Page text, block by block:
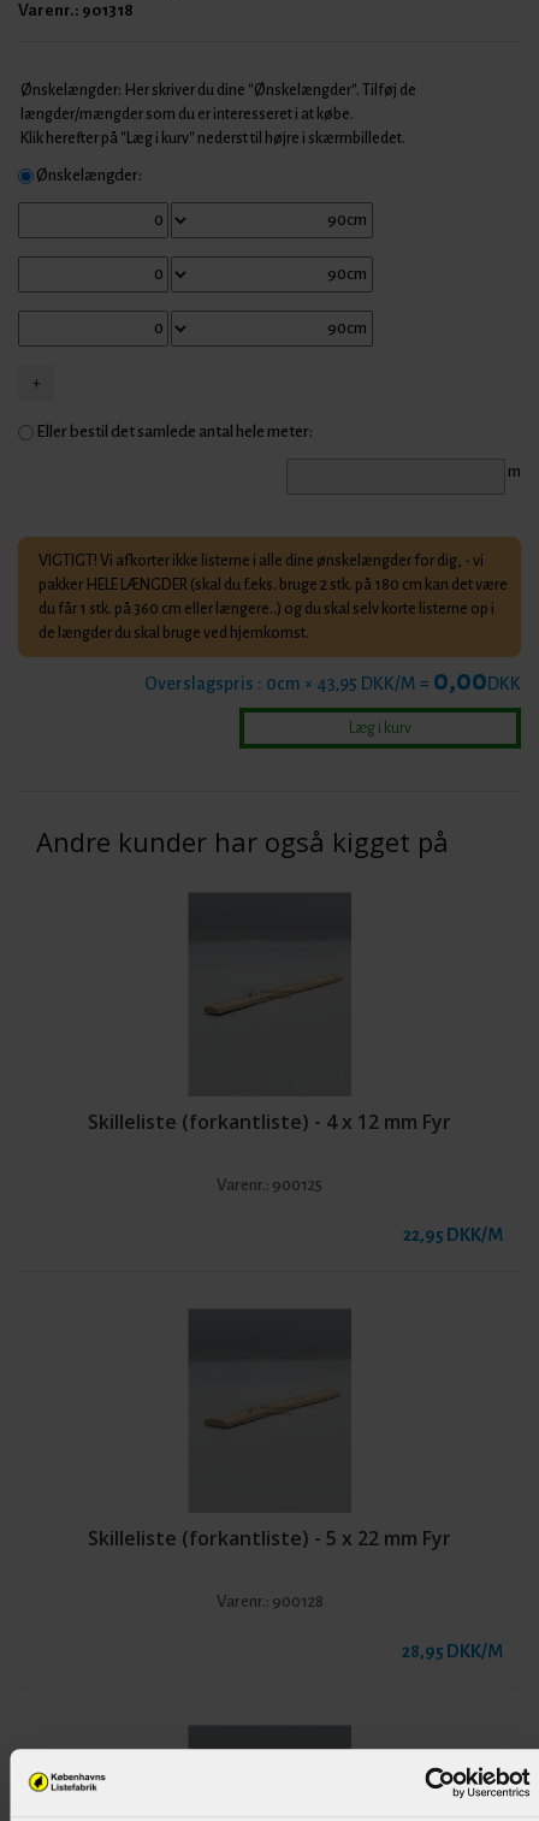
Varenr.: 901318
Ønskelængder: Her skriver du dine "Ønskelængder". Tilføj de
længder/mængder som du er interesseret i at købe.
Klik herefter på "Læg i kurv" nederst til højre i skærmbilledet.
Ønskelængder:
Eller bestil det samlede antal hele meter:
m
VIGTIGT! Vi afkorter ikke listerne i alle dine ønskelængder for dig, - vi
pakker HELE LÆNGDER (skal du f.eks. bruge 2 stk. på 180 cm kan det være
du får 1 stk. på 360 cm eller længere..) og du skal selv korte listerne op i
de længder du skal bruge ved hjemkomst.
Overslagspris : 0cm × 43,95 DKK/M = 0,00DKK
Andre kunder har også kigget på
Skilleliste (forkantliste) - 4 x 12 mm Fyr
Varenr.: 900125
22,95 DKK/M
Skilleliste (forkantliste) - 5 x 22 mm Fyr
Varenr.: 900128
28,95 DKK/M